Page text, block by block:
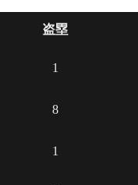
盗塁
1
8
1